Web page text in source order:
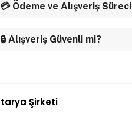
💳 Ödeme ve Alışveriş Süreci
🔒 Alışveriş Güvenli mi?